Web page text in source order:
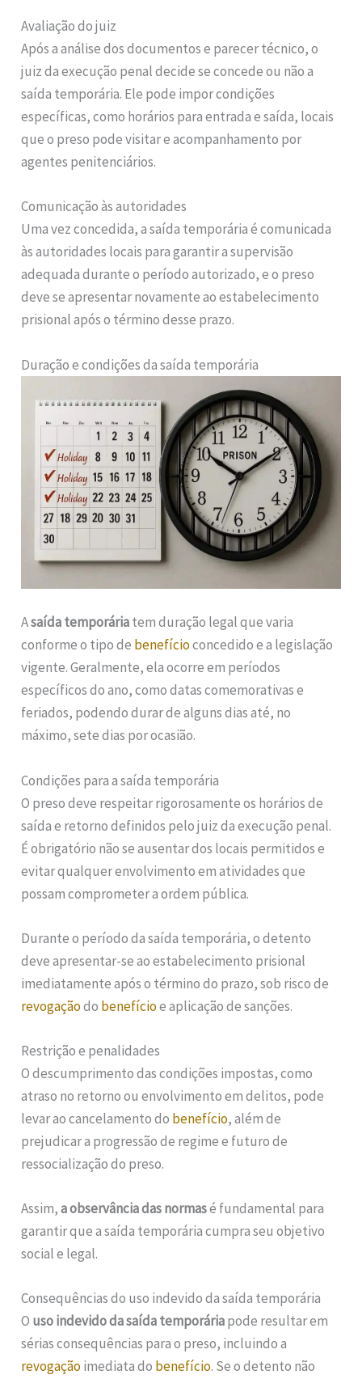
Avaliação do juiz
Após a análise dos documentos e parecer técnico, o
juiz da execução penal decide se concede ou não a
saída temporária. Ele pode impor condições
específicas, como horários para entrada e saída, locais
que o preso pode visitar e acompanhamento por
agentes penitenciários.
Comunicação às autoridades
Uma vez concedida, a saída temporária é comunicada
às autoridades locais para garantir a supervisão
adequada durante o período autorizado, e o preso
deve se apresentar novamente ao estabelecimento
prisional após o término desse prazo.
Duração e condições da saída temporária
Asaída temporáriatem duração legal que varia
conforme o tipo de benefícioconcedido e a legislação
vigente. Geralmente, ela ocorre em períodos
específicos do ano, como datas comemorativas e
feriados, podendo durar de alguns dias até, no
máximo, sete dias por ocasião.
Condições para a saída temporária
O preso deve respeitar rigorosamente os horários de
saída e retorno definidos pelo juiz da execução penal.
É obrigatório não se ausentar dos locais permitidos e
evitar qualquer envolvimento em atividades que
possam comprometer a ordem pública.
Durante o período da saída temporária, o detento
deve apresentar-se ao estabelecimento prisional
imediatamente após o término do prazo, sob risco de
revogaçãodo benefícioe aplicação de sanções.
Restrição e penalidades
O descumprimento das condições impostas, como
atraso no retorno ou envolvimento em delitos, pode
levar ao cancelamento do benefício, além de
prejudicar a progressão de regime e futuro de
ressocialização do preso.
Assim,a observância das normasé fundamental para
garantir que a saída temporária cumpra seu objetivo
social e legal.
Consequências do uso indevido da saída temporária
O uso indevido da saída temporáriapode resultar em
sérias consequências para o preso, incluindo a
revogaçãoimediata do benefício. Se o detento não